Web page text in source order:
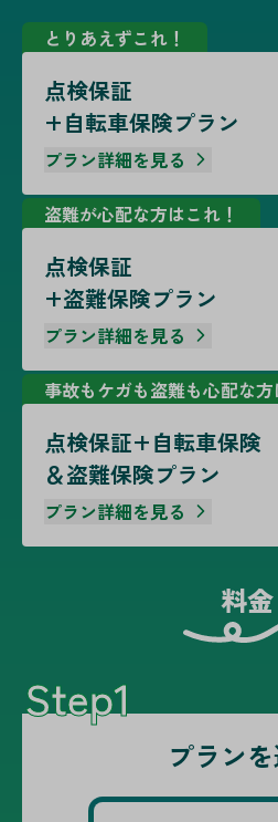
とりあえずこれ！
点検保証
+自転車保険プラン
プラン詳細を見る
盗難が心配な方はこれ！
点検保証
+盗難保険プラン
プラン詳細を見る
事故もケガも盗難も心配な方
点検保証+自転車保険
＆盗難保険プラン
プラン詳細を見る
料金
Step1
プラン